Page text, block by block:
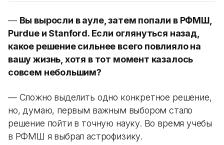
— Вы выросли в ауле, затем попали в РФМШ,
Purdue и Stanford. Если оглянуться назад,
какое решение сильнее всего повлияло на
вашу жизнь, хотя в тот момент казалось
совсем небольшим?
— Сложно выделить одно конкретное решение,
но, думаю, первым важным выбором стало
решение пойти в точную науку. Во время учебы
в РФМШ я выбрал астрофизику.